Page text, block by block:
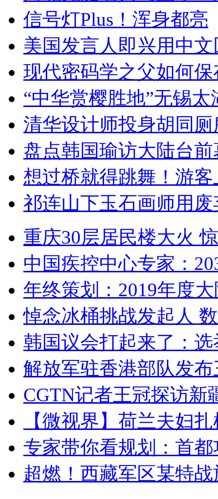
信号灯Plus！浑身都亮
美国发言人即兴用中
现代密码学之父如何
“中华赏樱胜地”无锡
清华设计师投身胡同
盘点韩国瑜访大陆台
想过桥就得跳舞！游客
祁连山下玉石画师用
重庆30层居民楼大火
中国疾控中心专家：
年终策划：2019年度
悼念冰桶挑战发起人
韩国议会打起来了：
解放军驻香港部队发
CGTN记者王冠探访新
【微视界】荷兰夫妇
专家带你看规划：首
超燃！西藏军区某特